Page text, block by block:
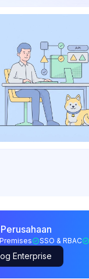
SSO & RBAC
Enterprise